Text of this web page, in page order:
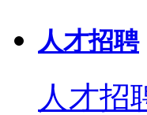
人才招聘
人才招